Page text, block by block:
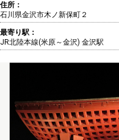
住所：
石川県金沢市木ノ新保町２
最寄り駅：
JR北陸本線(米原～金沢) 金沢駅